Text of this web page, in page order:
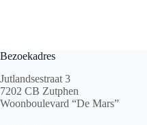
Bezoekadres
Jutlandsestraat 3
7202 CB Zutphen
Woonboulevard “De Mars”